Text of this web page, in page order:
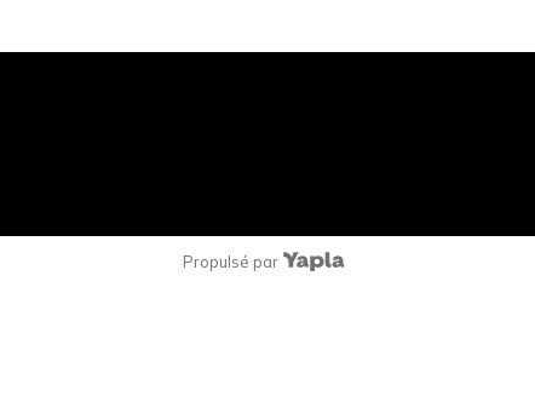
Propulsé par